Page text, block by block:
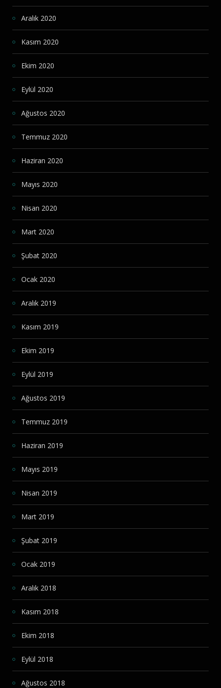
Aralık 2020
Kasım 2020
Ekim 2020
Eylül 2020
Ağustos 2020
Temmuz 2020
Haziran 2020
Mayıs 2020
Nisan 2020
Mart 2020
Şubat 2020
Ocak 2020
Aralık 2019
Kasım 2019
Ekim 2019
Eylül 2019
Ağustos 2019
Temmuz 2019
Haziran 2019
Mayıs 2019
Nisan 2019
Mart 2019
Şubat 2019
Ocak 2019
Aralık 2018
Kasım 2018
Ekim 2018
Eylül 2018
Ağustos 2018